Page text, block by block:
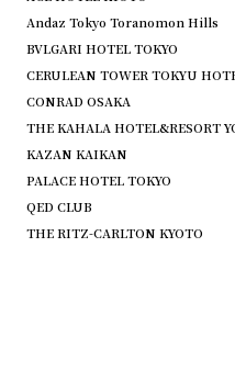
Andaz Tokyo Toranomon Hills
BVLGARI HOTEL TOKYO
CERULEAN TOWER TOKYU
CONRAD OSAKA
THE KAHALA HOTEL&RESORT
KAZAN KAIKAN
PALACE HOTEL TOKYO
QED CLUB
THE RITZ-CARLTON KYOTO